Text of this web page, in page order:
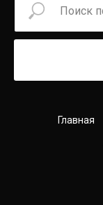
Главная